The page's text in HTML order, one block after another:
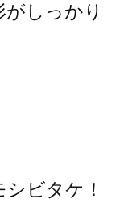
しっかり
ビタケ！